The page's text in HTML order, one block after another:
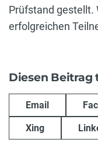
Prüfstand gestellt.
erfolgreichen
Diesen Beitrag
Email
Xing